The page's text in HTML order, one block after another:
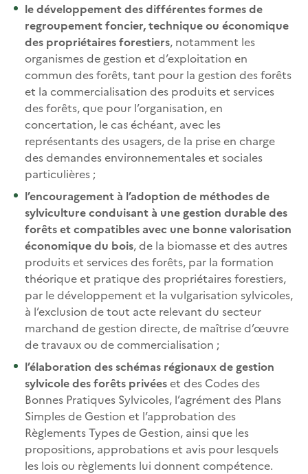
le développement des différentes formes de
regroupement foncier, technique ou économique
des propriétaires forestiers, notamment les
organismes de gestion et d’exploitation en
commun des forêts, tant pour la gestion des forêts
et la commercialisation des produits et services
des forêts, que pour l’organisation, en
concertation, le cas échéant, avec les
représentants des usagers, de la prise en charge
des demandes environnementales et sociales
particulières ;
l’encouragement à l’adoption de méthodes de
sylviculture conduisant à une gestion durable des
forêts et compatibles avec une bonne valorisation
économique du bois, de la biomasse et des autres
produits et services des forêts, par la formation
théorique et pratique des propriétaires forestiers,
par le développement et la vulgarisation sylvicoles,
à l’exclusion de tout acte relevant du secteur
marchand de gestion directe, de maîtrise d’œuvre
de travaux ou de commercialisation ;
l’élaboration des schémas régionaux de gestion
sylvicole des forêts privéeset des Codes des
Bonnes Pratiques Sylvicoles, l’agrément des Plans
Simples de Gestion et l’approbation des
Règlements Types de Gestion, ainsi que les
propositions, approbations et avis pour lesquels
les lois ou règlements lui donnent compétence.